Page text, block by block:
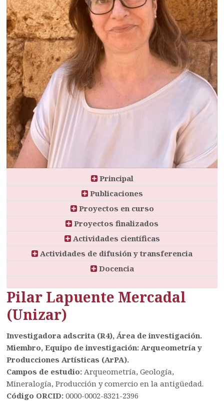
Principal
Publicaciones
Proyectos en curso
Proyectos finalizados
Actividades científicas
Actividades de difusión y transferencia
Docencia
Pilar Lapuente Mercadal
(Unizar)
Investigadora adscrita (R4), Área de investigación.
Miembro, Equipo de investigación: Arqueometría y
Producciones Artísticas (ArPA).
Campos de estudio:Arqueometría, Geología,
Mineralogía, Producción y comercio en la antigüedad.
Código ORCID: 0000-0002-8321-2396